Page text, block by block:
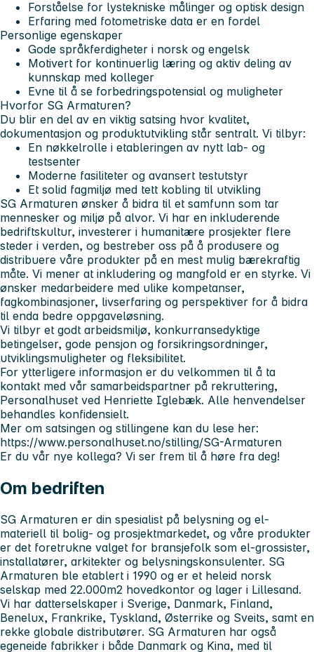
Forståelse for lystekniske målinger og optisk design
Erfaring med fotometriske data er en fordel
Personlige egenskaper
Gode språkferdigheter i norsk og engelsk
Motivert for kontinuerlig læring og aktiv deling av
kunnskap med kolleger
Evne til å se forbedringspotensial og muligheter
Hvorfor SG Armaturen?
Du blir en del av en viktig satsing hvor kvalitet,
dokumentasjon og produktutvikling står sentralt. Vi tilbyr:
En nøkkelrolle i etableringen av nytt lab- og
testsenter
Moderne fasiliteter og avansert testutstyr
Et solid fagmiljø med tett kobling til utvikling
SG Armaturen ønsker å bidra til et samfunn som tar
mennesker og miljø på alvor. Vi har en inkluderende
bedriftskultur, investerer i humanitære prosjekter flere
steder i verden, og bestreber oss på å produsere og
distribuere våre produkter på en mest mulig bærekraftig
måte. Vi mener at inkludering og mangfold er en styrke. Vi
ønsker medarbeidere med ulike kompetanser,
fagkombinasjoner, livserfaring og perspektiver for å bidra
til enda bedre oppgaveløsning.
Vi tilbyr et godt arbeidsmiljø, konkurransedyktige
betingelser, gode pensjon og forsikringsordninger,
utviklingsmuligheter og fleksibilitet.
For ytterligere informasjon er du velkommen til å ta
kontakt med vår samarbeidspartner på rekruttering,
Personalhuset ved Henriette Iglebæk. Alle henvendelser
behandles konfidensielt.
Mer om satsingen og stillingene kan du lese her:
https://www.personalhuset.no/stilling/SG-Armaturen
Er du vår nye kollega? Vi ser frem til å høre fra deg!
Om bedriften
SG Armaturen er din spesialist på belysning og el-
materiell til bolig- og prosjektmarkedet, og våre produkter
er det foretrukne valget for bransjefolk som el-grossister,
installatører, arkitekter og belysningskonsulenter. SG
Armaturen ble etablert i 1990 og er et heleid norsk
selskap med 22.000m2 hovedkontor og lager i Lillesand.
Vi har datterselskaper i Sverige, Danmark, Finland,
Benelux, Frankrike, Tyskland, Østerrike og Sveits, samt en
rekke globale distributører. SG Armaturen har også
egeneide fabrikker i både Danmark og Kina, med til